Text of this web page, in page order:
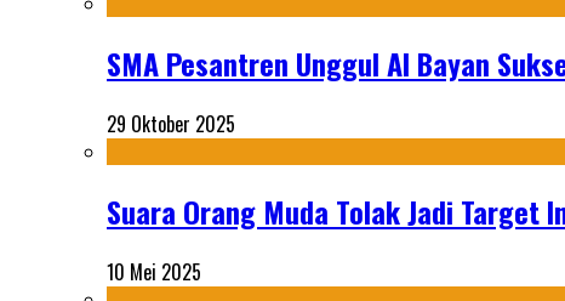
SMA Pesantren Unggul Al Bayan
29 Oktober 2025
Suara Orang Muda Tolak Jadi
10 Mei 2025